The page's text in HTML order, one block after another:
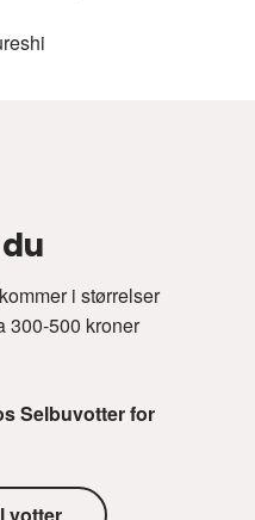
i størrelser
300-500 kroner
Selbuvotter for